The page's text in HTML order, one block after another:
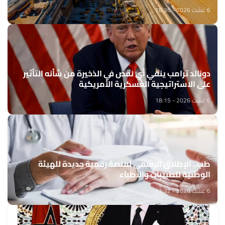
6 غشت 2026 - 18:36
دونالد ترامب ينفي أي نقص في الذخيرة من شأنه التأثير
على الاستراتيجية العسكرية الأمريكية
6 غشت 2026 - 18:15
طب.. الإطلاق الرسمي لمنصة رقمية جديدة للهيئة
الوطنية للطبيبات والأطباء
6 غشت 2026 - 17:32